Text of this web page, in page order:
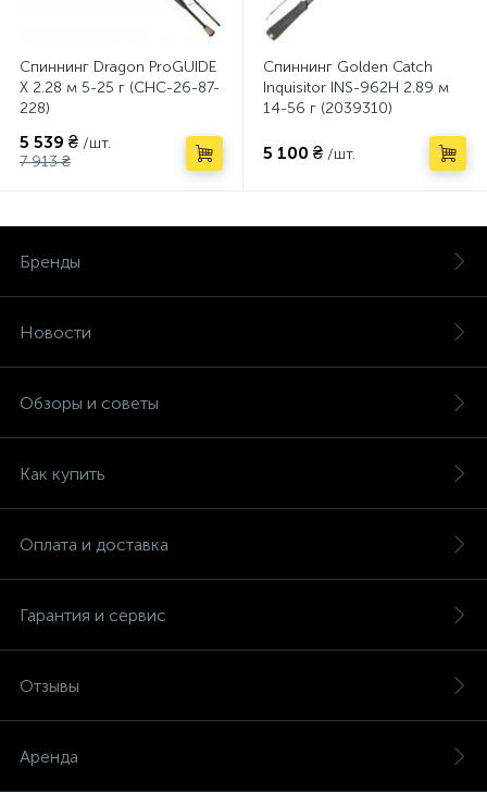
Спиннинг Dragon ProGUIDE
X 2.28 м 5-25 г (CHC-26-87-
228)
5 539 ₴ /шт.
7 913 ₴
Спиннинг Golden Catch
Inquisitor INS-962Н 2.89 м
14-56 г (2039310)
5 100 ₴ /шт.
Бренды
Новости
Обзоры и советы
Как купить
Оплата и доставка
Гарантия и сервис
Отзывы
Аренда